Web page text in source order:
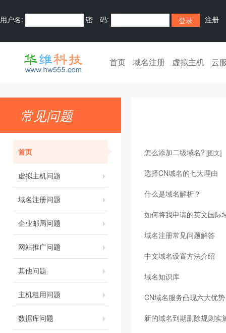
用户名: 密 码: 注册
首页 域名注册 虚拟主机 云
常见问题
首页
虚拟主机问题
域名注册问题
企业邮局问题
网站推广问题
其他问题
主机租用问题
数据库问题
怎么添加二级域名? [图文]
选择CN域名的七大理由
什么是域名解析？
如何将我申请的英文国际
域名注册常见问题解答
中文域名设置方法介绍
域名知识库
CN域名服务凸现六大优势
新的域名到期删除规则实